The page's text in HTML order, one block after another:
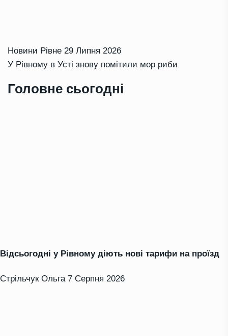
Новини Рівне 29 Липня 2026
У Рівному в Усті знову помітили мор риби
Головне сьогодні
Відсьогодні у Рівному діють нові тарифи на проїзд
Стрільчук Ольга 7 Серпня 2026